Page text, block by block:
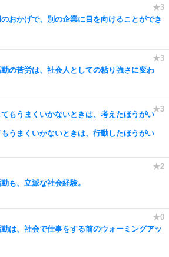
おかげで、別の企業に目を向けることができ
の苦労は、社会人としての粘り強さに変わ
もうまくいかないときは、考えたほうがい
うまくいかないときは、行動したほうがい
も、立派な社会経験。
は、社会で仕事をする前のウォーミングアッ